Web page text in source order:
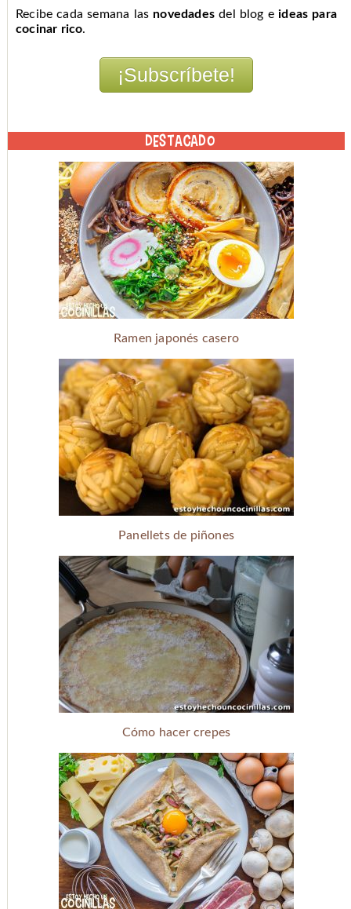
Recibe cada semana las novedades del blog eideas para
cocinar rico.
DESTACADO
Ramen japonés casero
Panellets de piñones
Cómo hacer crepes